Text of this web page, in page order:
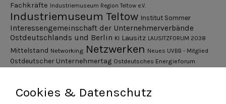
Fachkräfte Industriemuseum Region Teltow e.V.
Industriemuseum Teltow Institut Sommer
Interessengemeinschaft der Unternehmerverbände
Ostdeutschlands und Berlin KI Lausitz LAUSITZFORUM 2038
Mittelstand Networking Netzwerken Neues UVBB - Mitglied
Ostdeutscher Unternehmertag Ostdeutsches Energieforum
Pressemitteilung
Unternehmerfrühstück
Cookies & Datenschutz